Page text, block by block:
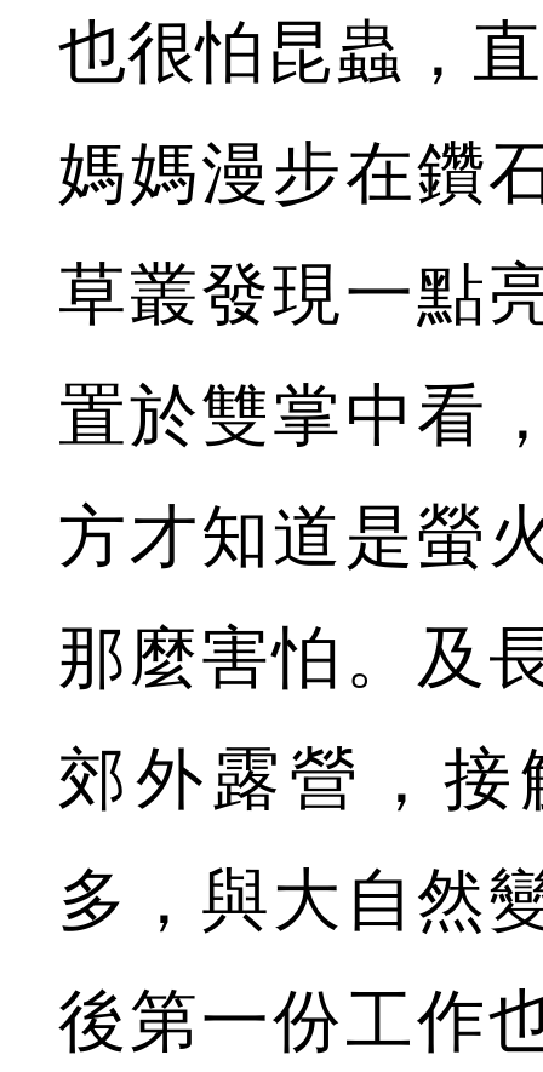
也很怕昆蟲，
媽媽漫步在鑽
草叢發現一點
置於雙掌中看
方才知道是螢
那麼害怕。及
郊外露營，
多，與大自然
後第一份工作